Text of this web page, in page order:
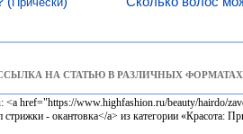
Прически
НА СТАТЬЮ В РАЗЛИЧНЫХ ФОРМАТАХ